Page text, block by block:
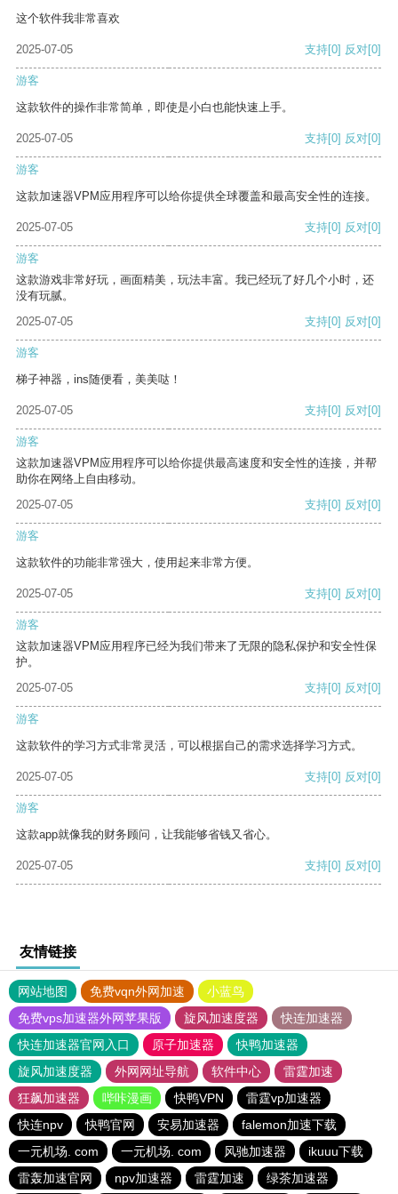
这个软件我非常喜欢
2025-07-05 支持[0] 反对[0]
游客
这款软件的操作非常简单，即使是小白也能快速上手。
2025-07-05 支持[0] 反对[0]
游客
这款加速器VPM应用程序可以给你提供全球覆盖和最高安全性的连接。
2025-07-05 支持[0] 反对[0]
游客
这款游戏非常好玩，画面精美，玩法丰富。我已经玩了好几个小时，还
没有玩腻。
2025-07-05
支持[0] 反对[0]
游客
梯子神器，ins随便看，美美哒！
2025-07-05 支持[0] 反对[0]
游客
这款加速器VPM应用程序可以给你提供最高速度和安全性的连接，并帮
助你在网络上自由移动。
2025-07-05
支持[0] 反对[0]
游客
这款软件的功能非常强大，使用起来非常方便。
2025-07-05 支持[0] 反对[0]
游客
这款加速器VPM应用程序已经为我们带来了无限的隐私保护和安全性保
护。
2025-07-05
支持[0] 反对[0]
游客
这款软件的学习方式非常灵活，可以根据自己的需求选择学习方式。
2025-07-05 支持[0] 反对[0]
游客
这款app就像我的财务顾问，让我能够省钱又省心。
2025-07-05 支持[0] 反对[0]
友情链接
网站地图 免费vqn外网加速
小蓝鸟
免费vps加速器外网苹果版
旋风加速度器
快连加速器
快连加速器官网入口
原子加速器
快鸭加速器
旋风加速度器
外网网址导航 软件中心
雷霆加速
狂飙加速器
哔咔漫画 快鸭VPN
雷霆vp加速器
快连npv
快鸭官网 安易加速器
falemon加速下载
一元机场. com
一元机场. com 风驰加速器
ikuuu下载
雷轰加速官网
npv加速器 雷霆加速 绿茶加速器